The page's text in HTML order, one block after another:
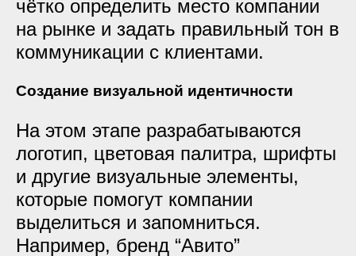
чётко определить место компании
на рынке и задать правильный тон в
коммуникации с клиентами.
Создание визуальной идентичности
На этом этапе разрабатываются
логотип, цветовая палитра, шрифты
и другие визуальные элементы,
которые помогут компании
выделиться и запомниться.
Например, бренд “Авито”